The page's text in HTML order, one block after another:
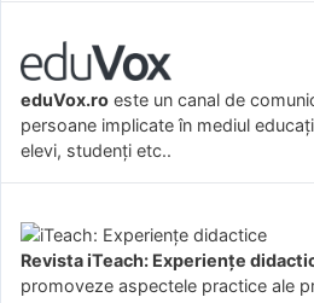
eduVox.ro este un canal de
persoane implicate în mediul
elevi, studenți etc..
Revista iTeach: Experienţe
promoveze aspectele practice ale